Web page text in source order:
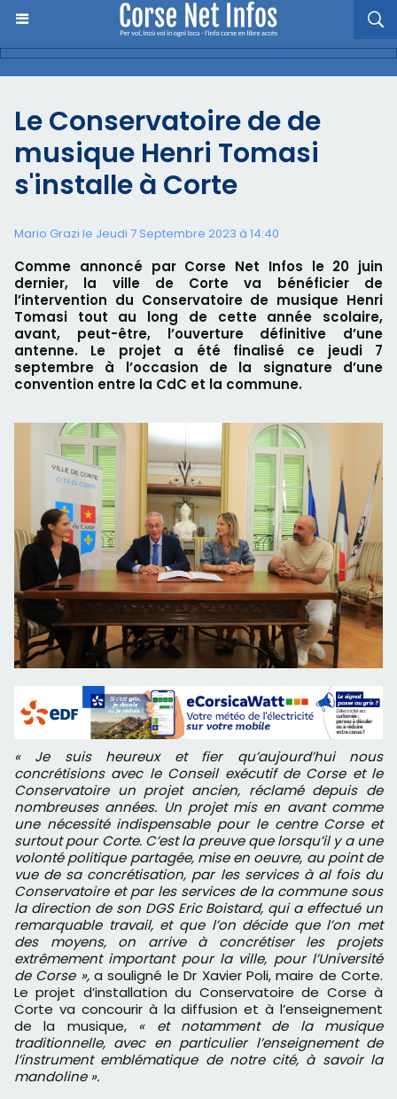
Le Conservatoire de de
musique Henri Tomasi
s'installe à Corte
Mario Grazi le Jeudi 7 Septembre 2023 à 14:40
Comme annoncé par Corse Net Infos le 20 juin
dernier, la ville de Corte va bénéficier de
l’intervention du Conservatoire de musique Henri
Tomasi tout au long de cette année scolaire,
avant, peut-être, l’ouverture définitive d’une
antenne. Le projet a été finalisé ce jeudi 7
septembre à l’occasion de la signature d’une
convention entre la CdC et la commune.
« Je suis heureux et fier qu’aujourd’hui nous
concrétisions avec le Conseil exécutif de Corse et le
Conservatoire un projet ancien, réclamé depuis de
nombreuses années. Un projet mis en avant comme
une nécessité indispensable pour le centre Corse et
surtout pour Corte. C’est la preuve que lorsqu’il y a une
volonté politique partagée, mise en oeuvre, au point de
vue de sa concrétisation, par les services à al fois du
Conservatoire et par les services de la commune sous
la direction de son DGS Eric Boistard, qui a effectué un
remarquable travail, et que l’on décide que l’on met
des moyens, on arrive à concrétiser les projets
extrêmement important pour la ville, pour l’Université
de Corse »,a souligné le Dr Xavier Poli, maire de Corte.
Le projet d’installation du Conservatoire de Corse à
Corte va concourir à la diffusion et à l’enseignement
de la musique,« et notamment de la musique
traditionnelle, avec en particulier l’enseignement de
l’instrument emblématique de notre cité, à savoir la
mandoline ».